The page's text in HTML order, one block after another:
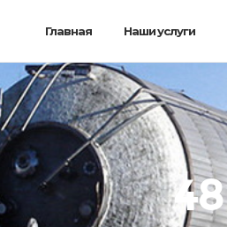
Главная Наши услуги
48